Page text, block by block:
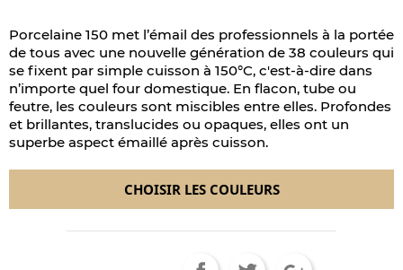
Porcelaine 150 met l’émail des professionnels à la portée
de tous avec une nouvelle génération de 38 couleurs qui
se fixent par simple cuisson à 150°C, c'est-à-dire dans
n’importe quel four domestique. En flacon, tube ou
feutre, les couleurs sont miscibles entre elles. Profondes
et brillantes, translucides ou opaques, elles ont un
superbe aspect émaillé après cuisson.
CHOISIR LES COULEURS